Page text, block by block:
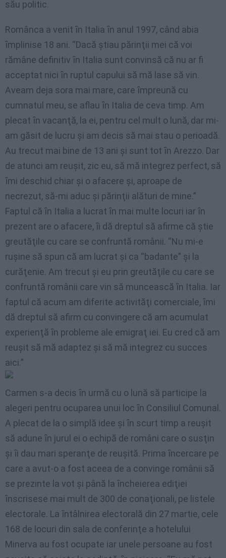
său politic.
Românca a venit ȋn Italia ȋn anul 1997, când abia
ȋmplinise 18 ani. “Dacă ştiau părinţii mei că voi
rămâne definitiv ȋn Italia sunt convinsă că nu ar fi
acceptat nici ȋn ruptul capului să mă lase să vin.
Aveam deja sora mai mare, care ȋmpreună cu
cumnatul meu, se aflau ȋn Italia de ceva timp. Am
plecat ȋn vacanţă, la ei, pentru cel mult o lună, dar mi-
am găsit de lucru şi am decis să mai stau o perioadă.
Au trecut mai bine de 13 ani şi sunt tot ȋn Arezzo. Dar
de atunci am reuşit, zic eu, să mă integrez perfect, să
ȋmi deschid chiar şi o afacere şi, aproape de
necrezut, să-mi aduc şi părinţii alături de mine.”
Faptul că ȋn Italia a lucrat ȋn mai multe locuri iar ȋn
prezent are o afacere, ȋi dă dreptul să afirme că ştie
greutăţile cu care se confruntă românii. “Nu mi-e
ruşine să spun că am lucrat şi ca “badante” şi la
curăţenie. Am trecut şi eu prin greutăţile cu care se
confruntă românii care vin să muncească ȋn Italia. Iar
faptul că acum am diferite activităţi comerciale, ȋmi
dă dreptul să afirm cu convingere că am acumulat
experienţă ȋn probleme ale emigraţ iei. Eu cred că am
reuşit să mă adaptez şi să mă integrez cu succes
aici.”
Carmen s-a decis ȋn urmă cu o lună să participe la
alegeri pentru ocuparea unui loc ȋn Consiliul Comunal.
A plecat de la o simplă idee şi ȋn scurt timp a reuşit
să adune ȋn jurul ei o echipă de români care o susţin
şi ȋi dau mari speranţe de reuşită. Prima ȋncercare pe
care a avut-o a fost aceea de a convinge românii să
se prezinte la vot şi până la ȋncheierea ediţiei
ȋnscrisese mai mult de 300 de conaţionali, pe listele
electorale. La ȋntâlnirea electorală din 27 martie, cele
168 de locuri din sala de conferinţe a hotelului
Minerva au fost ocupate iar unele persoane au fost